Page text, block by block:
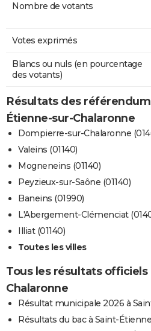
Nombre de votants
Votes exprimés
Blancs ou nuls (en pourcentage
des votants)
Résultats des
Étienne-sur-Chalaronne
Dompierre-sur-Chalaronne
Valeins (01140)
Mogneneins (01140)
Peyzieux-sur-Saône (01140)
Baneins (01990)
L'Abergement-Clémenciat
Illiat (01140)
Toutes les villes
Tous les résultats officiels
Chalaronne
Résultat municipale 2026 à
Résultats du bac à Saint-